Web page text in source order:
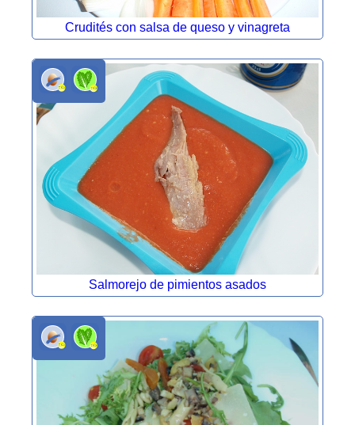
Crudités con salsa de queso y vinagreta
Salmorejo de pimientos asados